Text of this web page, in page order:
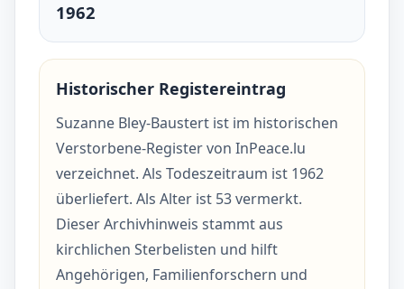
1962
Historischer Registereintrag
Suzanne Bley-Baustert ist im historischen
Verstorbene-Register von InPeace.lu
verzeichnet. Als Todeszeitraum ist 1962
überliefert. Als Alter ist 53 vermerkt.
Dieser Archivhinweis stammt aus
kirchlichen Sterbelisten und hilft
Angehörigen, Familienforschern und